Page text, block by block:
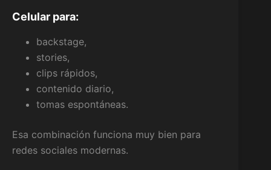
Celular para:
backstage,
stories,
clips rápidos,
contenido diario,
tomas espontáneas.
Esa combinación funciona muy bien para
redes sociales modernas.